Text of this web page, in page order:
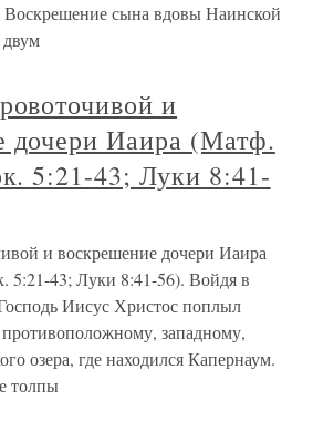
Воскрешение сына вдовы Наинской
и
дочери Иаира (Матф.
5:21-43; Луки 8:41-
и воскрешение дочери Иаира
5:21-43; Луки 8:41-56). Войдя в
Иисус Христос поплыл
западному,
озера, где находился Капернаум.
толпы